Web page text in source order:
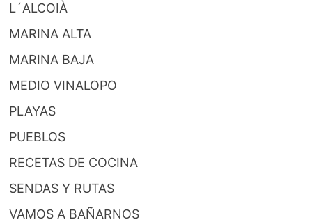
L´ALCOIÀ
MARINA ALTA
MARINA BAJA
MEDIO VINALOPO
PLAYAS
PUEBLOS
RECETAS DE COCINA
SENDAS Y RUTAS
VAMOS A BAÑARNOS